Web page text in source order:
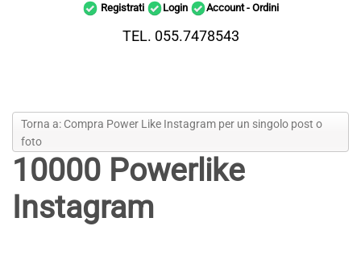
Registrati Login Account - Ordini
TEL. 055.7478543
Torna a: Compra Power Like Instagram per un singolo post o
foto
10000 Powerlike
Instagram